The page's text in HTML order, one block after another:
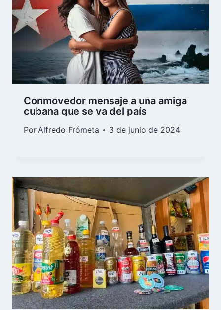
Conmovedor mensaje a una amiga
cubana que se va del país
PorAlfredo Frómeta 3 de junio de 2024